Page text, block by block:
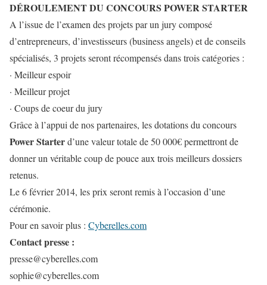
DÉROULEMENT DU CONCOURS POWER STARTER
A l’issue de l’examen des projets par un jury composé
d’entrepreneurs, d’investisseurs (business angels) et de conseils
spécialisés, 3 projets seront récompensés dans trois catégories :
· Meilleur espoir
· Meilleur projet
· Coups de coeur du jury
Grâce à l’appui de nos partenaires, les dotations du concours
Power Starterd’une valeur totale de 50 000€ permettront de
donner un véritable coup de pouce aux trois meilleurs dossiers
retenus.
Le 6 février 2014, les prix seront remis à l’occasion d’une
cérémonie.
Pour en savoir plus : Cyberelles.com
Contact presse :
presse@cyberelles.com
sophie@cyberelles.com